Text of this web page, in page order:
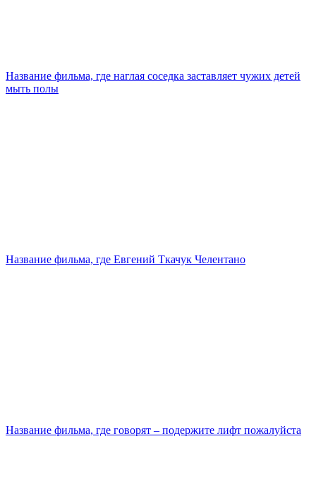
Название фильма, где наглая соседка заставляет чужих детей
мыть полы
Название фильма, где Евгений Ткачук Челентано
Название фильма, где говорят – подержите лифт пожалуйста